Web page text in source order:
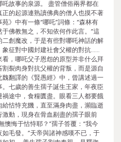
吒故事的泉源。 盡管僧俗兩界都在
的起源連熟讀佛典的僧人也摸不著
》中有一條“哪吒”詞條：“森林有
佛教無之，不知依何作此言。”這
創魔改，于是有些對哪吒神話的解
征對中國封建社會父權的對抗……
，哪吒父子恩怨的原型并非什么拜
裂肉身對抗父權的背叛，而是源自
翻譯的《賢愚經》中，曾講述過一
七歲的善生孺子誕生王家，年夜臣
途中，食糧匱盡。眼看三人都要餓
怙恃充饑，直至滿身肉盡，瀕臨逝
動，現身在骨血剔盡的孺子眼前
懊悔于怙恃耶？”孺子答覆：“我今
毛發。”天帝與諸神感嘆不已，于